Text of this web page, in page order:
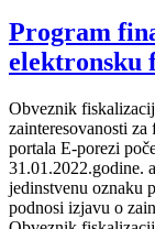
Program
elektronsku
Obveznik
zainteresovanosti
portala E-porezi
31.01.2022.godine.
jedinstvenu oznaku
podnosi izjavu o